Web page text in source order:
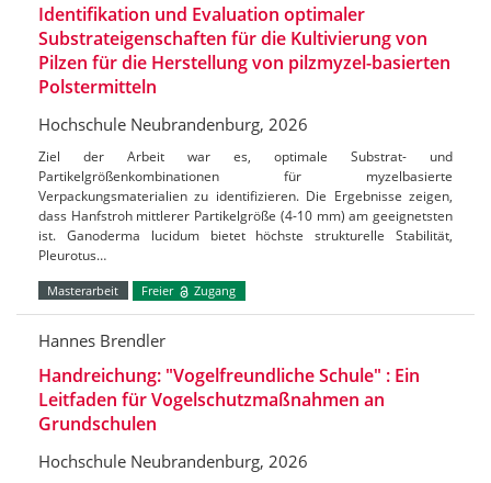
Identifikation und Evaluation optimaler
Substrateigenschaften für die Kultivierung von
Pilzen für die Herstellung von pilzmyzel-basierten
Polstermitteln
Hochschule Neubrandenburg, 2026
Ziel der Arbeit war es, optimale Substrat- und
Partikelgrößenkombinationen für myzelbasierte
Verpackungsmaterialien zu identifizieren. Die Ergebnisse zeigen,
dass Hanfstroh mittlerer Partikelgröße (4-10 mm) am geeignetsten
ist. Ganoderma lucidum bietet höchste strukturelle Stabilität,
Pleurotus…
Masterarbeit Freier Zugang
Hannes Brendler
Handreichung: "Vogelfreundliche Schule" : Ein
Leitfaden für Vogelschutzmaßnahmen an
Grundschulen
Hochschule Neubrandenburg, 2026